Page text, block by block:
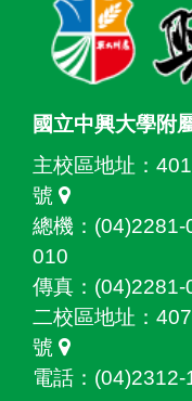
國立中興大學附
主校區地址：
號
總機：
010
傳真：(04)2281-
二校區地址：
號
電話：(04)2312-